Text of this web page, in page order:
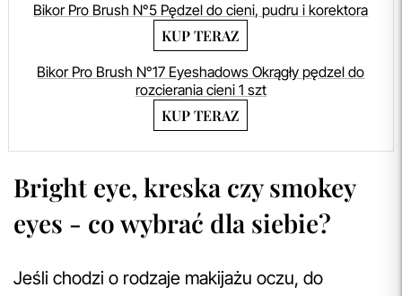
Bikor Pro Brush N°5 Pędzel do cieni, pudru i korektora
KUP TERAZ
Bikor Pro Brush N°17 Eyeshadows Okrągły pędzel do
rozcierania cieni 1 szt
KUP TERAZ
Bright eye, kreska czy smokey
eyes - co wybrać dla siebie?
Jeśli chodzi o rodzaje makijażu oczu, do